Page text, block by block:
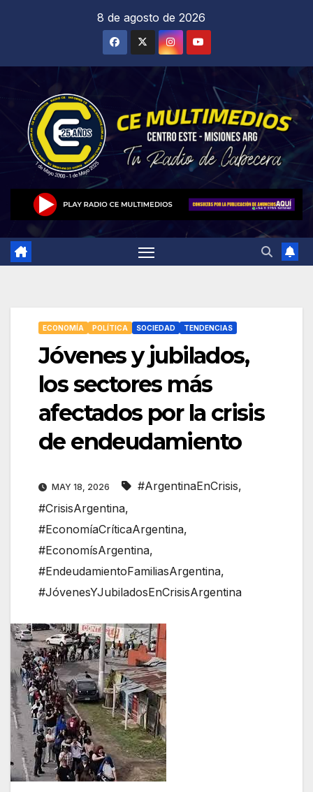
8 de agosto de 2026
ECONOMÍA POLÍTICA SOCIEDAD TENDENCIAS
Jóvenes y jubilados,
los sectores más
afectados por la crisis
de endeudamiento
MAY 18, 2026 #ArgentinaEnCrisis,
#CrisisArgentina,
#EconomíaCríticaArgentina,
#EconomísArgentina,
#EndeudamientoFamiliasArgentina,
#JóvenesYJubiladosEnCrisisArgentina